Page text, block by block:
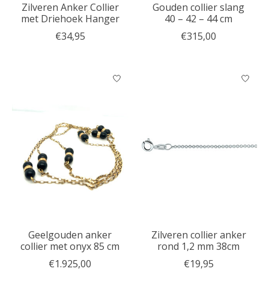
Zilveren Anker Collier
met Driehoek Hanger
€34,95
Gouden collier slang
40 – 42 – 44 cm
€315,00
Geelgouden anker
collier met onyx 85 cm
€1.925,00
Zilveren collier anker
rond 1,2 mm 38cm
€19,95